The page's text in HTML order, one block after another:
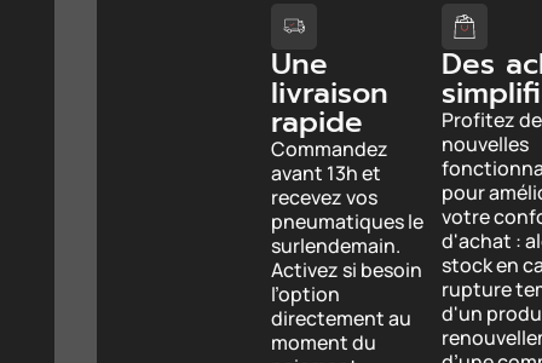
Une
livraison
rapide
Commandez
avant 13h et
recevez vos
pneumatiques le
surlendemain.
Activez si besoin
l’option
directement au
moment du
Des
Profitez de
nouvelles
pour
votre
d'achat :
stock en
rupture
d'un